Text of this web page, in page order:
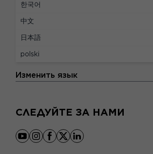
ЯЗЫКИ
Изменить язык
한국어
中文
日本語
polski
СЛЕДУЙТЕ ЗА НАМИ
youtube
instagram
facebook
x linkedin
Персональные политики данных
Настройки файлов cookie
Правила и условия использования